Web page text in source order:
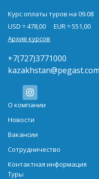
Курс оплаты туров на 09.08
USD = 478,00
EUR = 551,00
Архив курсов
+7(727)3771000
О компании
Новости
Вакансии
Сотрудничество
Контактная информация
Туры